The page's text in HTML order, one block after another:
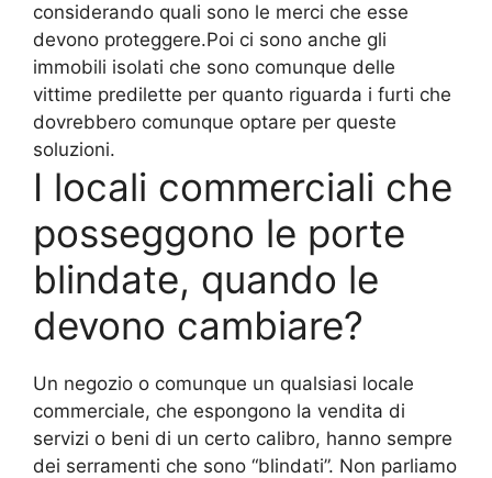
considerando quali sono le merci che esse
devono proteggere.Poi ci sono anche gli
immobili isolati che sono comunque delle
vittime predilette per quanto riguarda i furti che
dovrebbero comunque optare per queste
soluzioni.
I locali commerciali che
posseggono le porte
blindate, quando le
devono cambiare?
Un negozio o comunque un qualsiasi locale
commerciale, che espongono la vendita di
servizi o beni di un certo calibro, hanno sempre
dei serramenti che sono “blindati”. Non parliamo